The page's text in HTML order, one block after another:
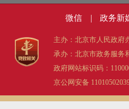
微信 政务新
主办：北京市人民政府
承办：北京市政务服务
政府网站标识码：
京公网安备